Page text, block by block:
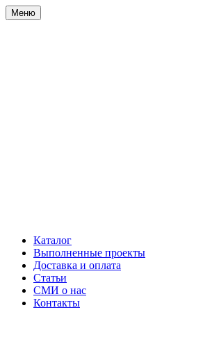
Меню
Каталог
Выполненные проекты
Доставка и оплата
Статьи
СМИ о нас
Контакты